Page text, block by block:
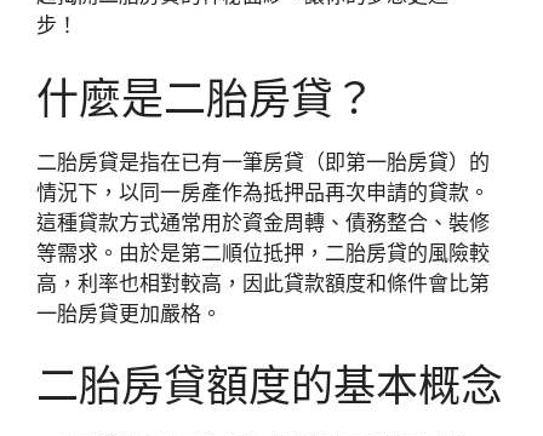
步！
什麼是二胎房貸？
二胎房貸是指在已有一筆房貸（即第一胎房貸）的
情況下，以同一房產作為抵押品再次申請的貸款。
這種貸款方式通常用於資金周轉、債務整合、裝修
等需求。由於是第二順位抵押，二胎房貸的風險較
高，利率也相對較高，因此貸款額度和條件會比第
一胎房貸更加嚴格。
二胎房貸額度的基本概念